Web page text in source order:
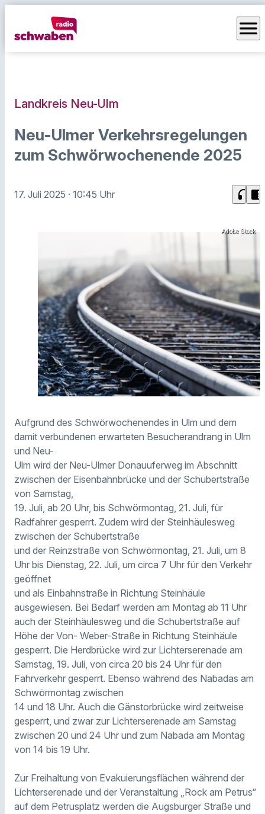
menu
Landkreis Neu-Ulm
Neu-Ulmer Verkehrsregelungen
zum Schwörwochenende 2025
17. Juli 2025 · 10:45 Uhr headphones chrome_reader_mode
Adobe Stock
Aufgrund des Schwörwochenendes in Ulm und dem
damit verbundenen erwarteten Besucherandrang in Ulm
und Neu-
Ulm wird der Neu-Ulmer Donauuferweg im Abschnitt
zwischen der Eisenbahnbrücke und der Schubertstraße
von Samstag,
19. Juli, ab 20 Uhr, bis Schwörmontag, 21. Juli, für
Radfahrer gesperrt. Zudem wird der Steinhäulesweg
zwischen der Schubertstraße
und der Reinzstraße von Schwörmontag, 21. Juli, um 8
Uhr bis Dienstag, 22. Juli, um circa 7 Uhr für den Verkehr
geöffnet
und als Einbahnstraße in Richtung Steinhäule
ausgewiesen. Bei Bedarf werden am Montag ab 11 Uhr
auch der Steinhäulesweg und die Schubertstraße auf
Höhe der Von- Weber-Straße in Richtung Steinhäule
gesperrt. Die Herdbrücke wird zur Lichterserenade am
Samstag, 19. Juli, von circa 20 bis 24 Uhr für den
Fahrverkehr gesperrt. Ebenso während des Nabadas am
Schwörmontag zwischen
14 und 18 Uhr. Auch die Gänstorbrücke wird zeitweise
gesperrt, und zwar zur Lichterserenade am Samstag
zwischen 20 und 24 Uhr und zum Nabada am Montag
von 14 bis 19 Uhr.
Zur Freihaltung von Evakuierungsflächen während der
Lichterserenade und der Veranstaltung „Rock am Petrus“
auf dem Petrusplatz werden die Augsburger Straße und